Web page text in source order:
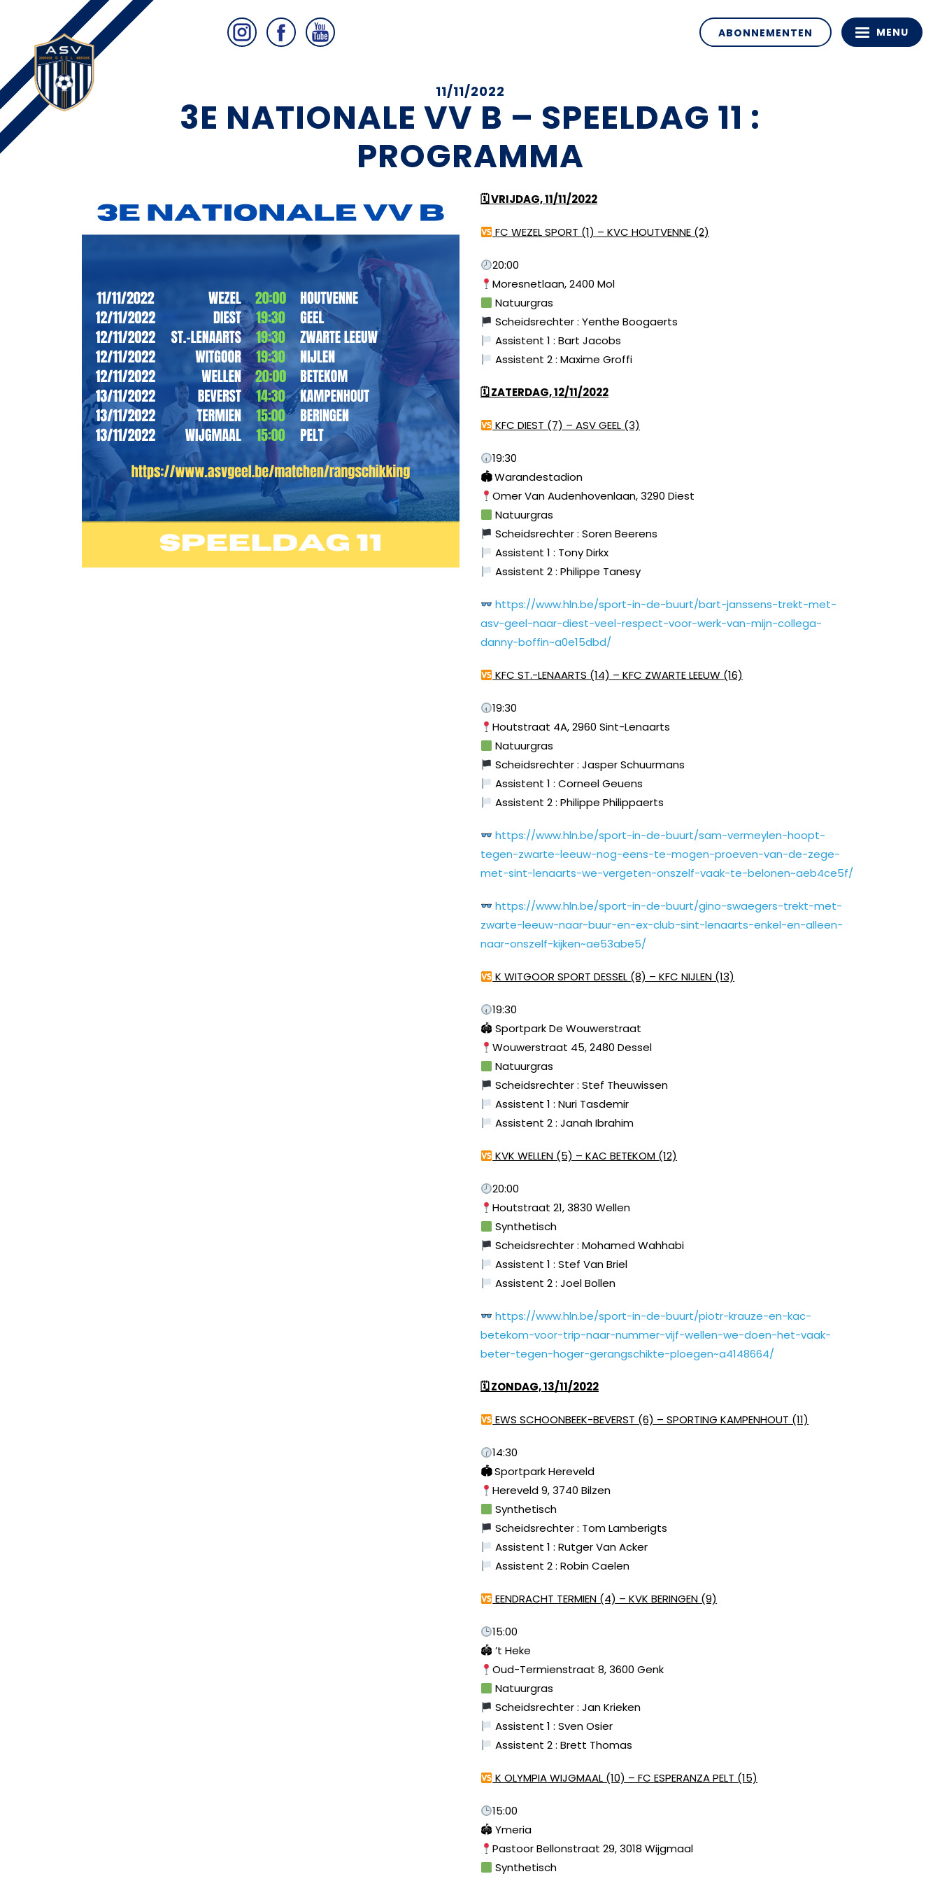
ABONNEMENTEN MENU
INSTAGRAMFACEBOOKYOUTUBE
11/11/2022
3E NATIONALE VV B – SPEELDAG 11 :
PROGRAMMA
🗓 VRIJDAG, 11/11/2022
FC WEZEL SPORT (1) – KVC HOUTVENNE (2)
20:00
Moresnetlaan, 2400 Mol
Natuurgras
Scheidsrechter : Yenthe Boogaerts
Assistent 1 : Bart Jacobs
Assistent 2 : Maxime Groffi
🗓 ZATERDAG, 12/11/2022
KFC DIEST (7) – ASV GEEL (3)
19:30
🏟Warandestadion
Omer Van Audenhovenlaan, 3290 Diest
Natuurgras
Scheidsrechter : Soren Beerens
Assistent 1 : Tony Dirkx
Assistent 2 : Philippe Tanesy
https://www.hln.be/sport-in-de-buurt/bart-janssens-trekt-met-
asv-geel-naar-diest-veel-respect-voor-werk-van-mijn-collega-
danny-boffin~a0e15dbd/
KFC ST.-LENAARTS (14) – KFC ZWARTE LEEUW (16)
19:30
Houtstraat 4A, 2960 Sint-Lenaarts
Natuurgras
Scheidsrechter : Jasper Schuurmans
Assistent 1 : Corneel Geuens
Assistent 2 : Philippe Philippaerts
https://www.hln.be/sport-in-de-buurt/sam-vermeylen-hoopt-
tegen-zwarte-leeuw-nog-eens-te-mogen-proeven-van-de-zege-
met-sint-lenaarts-we-vergeten-onszelf-vaak-te-belonen~aeb4ce5f/
https://www.hln.be/sport-in-de-buurt/gino-swaegers-trekt-met-
zwarte-leeuw-naar-buur-en-ex-club-sint-lenaarts-enkel-en-alleen-
naar-onszelf-kijken~ae53abe5/
K WITGOOR SPORT DESSEL (8) – KFC NIJLEN (13)
19:30
🏟 Sportpark De Wouwerstraat
Wouwerstraat 45, 2480 Dessel
Natuurgras
Scheidsrechter : Stef Theuwissen
Assistent 1 : Nuri Tasdemir
Assistent 2 : Janah Ibrahim
KVK WELLEN (5) – KAC BETEKOM (12)
20:00
Houtstraat 21, 3830 Wellen
Synthetisch
Scheidsrechter : Mohamed Wahhabi
Assistent 1 : Stef Van Briel
Assistent 2 : Joel Bollen
https://www.hln.be/sport-in-de-buurt/piotr-krauze-en-kac-
betekom-voor-trip-naar-nummer-vijf-wellen-we-doen-het-vaak-
beter-tegen-hoger-gerangschikte-ploegen~a4148664/
🗓 ZONDAG, 13/11/2022
EWS SCHOONBEEK-BEVERST (6) – SPORTING KAMPENHOUT (11)
14:30
🏟Sportpark Hereveld
Hereveld 9, 3740 Bilzen
Synthetisch
Scheidsrechter : Tom Lamberigts
Assistent 1 : Rutger Van Acker
Assistent 2 : Robin Caelen
EENDRACHT TERMIEN (4) – KVK BERINGEN (9)
15:00
🏟 ’t Heke
Oud-Termienstraat 8, 3600 Genk
Natuurgras
Scheidsrechter : Jan Krieken
Assistent 1 : Sven Osier
Assistent 2 : Brett Thomas
K OLYMPIA WIJGMAAL (10) – FC ESPERANZA PELT (15)
15:00
🏟 Ymeria
Pastoor Bellonstraat 29, 3018 Wijgmaal
Synthetisch